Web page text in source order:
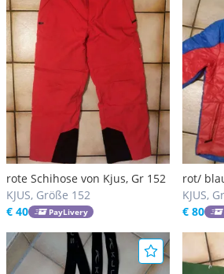
rote Schihose von Kjus, Gr 152
KJUS, Größe 152
€ 40
PayLivery
rot/
Gr 164,
KJUS,
€ 80